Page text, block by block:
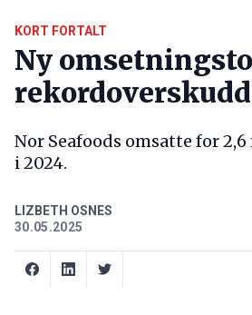
KORT FORTALT
Ny
rekordoverskudd
Nor Seafoods omsatte for
i 2024.
LIZBETH OSNES
30.05.2025